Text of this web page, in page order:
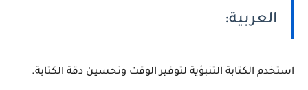
العربية:
استخدم الكتابة التنبؤية لتوفير الوقت وتحسين دقة الكتابة.